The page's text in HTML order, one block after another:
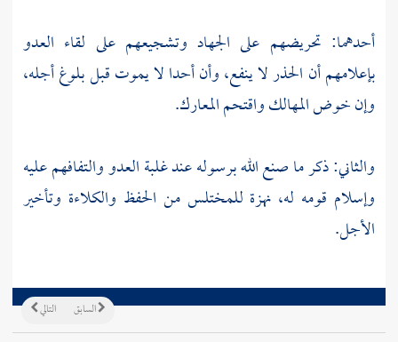
أحدهما: تحريضهم على الجهاد وتشجيعهم على لقاء العدو
بإعلامهم أن الحذر لا ينفع، وأن أحدا لا يموت قبل بلوغ أجله،
وإن خوض المهالك واقتحم المعارك.
والثاني: ذكر ما صنع الله برسوله عند غلبة العدو والتفافهم عليه
وإسلام قومه له، نهزة للمختلس من الحفظ والكلاءة وتأخير
الأجل.
التالي السابق